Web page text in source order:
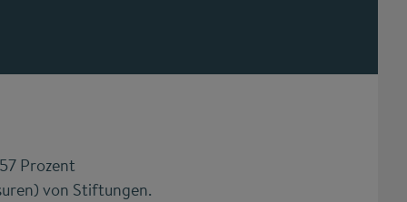
Prozent
von Stiftungen.